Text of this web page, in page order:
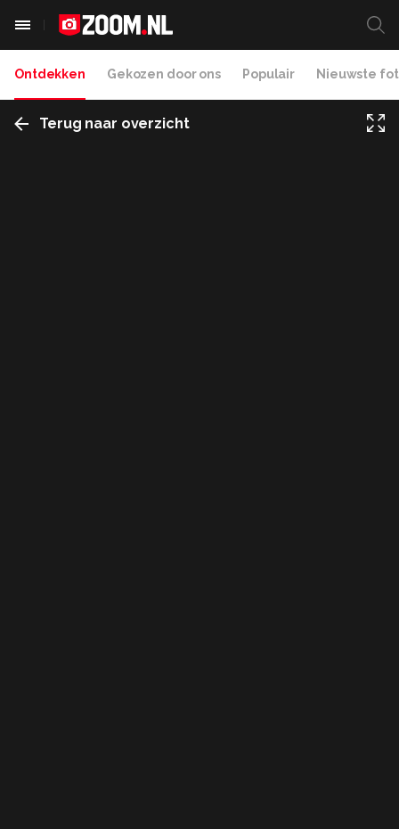
Ontdekken Gekozen door ons Populair Nieuwste
Terug naar overzicht